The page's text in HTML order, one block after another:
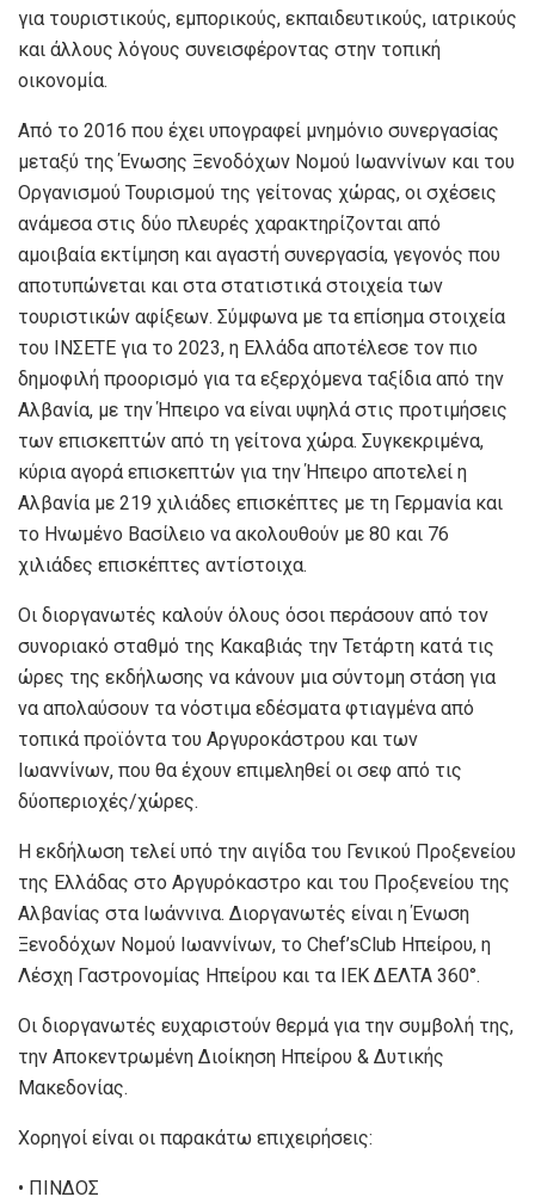
για τουριστικούς, εμπορικούς, εκπαιδευτικούς, ιατρικούς
και άλλους λόγους συνεισφέροντας στην τοπική
οικονομία.
Από το 2016 που έχει υπογραφεί μνημόνιο συνεργασίας
μεταξύ της Ένωσης Ξενοδόχων Νομού Ιωαννίνων και του
Οργανισμού Τουρισμού της γείτονας χώρας, οι σχέσεις
ανάμεσα στις δύο πλευρές χαρακτηρίζονται από
αμοιβαία εκτίμηση και αγαστή συνεργασία, γεγονός που
αποτυπώνεται και στα στατιστικά στοιχεία των
τουριστικών αφίξεων. Σύμφωνα με τα επίσημα στοιχεία
του ΙΝΣΕΤΕ για το 2023, η Ελλάδα αποτέλεσε τον πιο
δημοφιλή προορισμό για τα εξερχόμενα ταξίδια από την
Αλβανία, με την Ήπειρο να είναι υψηλά στις προτιμήσεις
των επισκεπτών από τη γείτονα χώρα. Συγκεκριμένα,
κύρια αγορά επισκεπτών για την Ήπειρο αποτελεί η
Αλβανία με 219 χιλιάδες επισκέπτες με τη Γερμανία και
το Ηνωμένο Βασίλειο να ακολουθούν με 80 και 76
χιλιάδες επισκέπτες αντίστοιχα.
Οι διοργανωτές καλούν όλους όσοι περάσουν από τον
συνοριακό σταθμό της Κακαβιάς την Τετάρτη κατά τις
ώρες της εκδήλωσης να κάνουν μια σύντομη στάση για
να απολαύσουν τα νόστιμα εδέσματα φτιαγμένα από
τοπικά προϊόντα του Αργυροκάστρου και των
Ιωαννίνων, που θα έχουν επιμεληθεί οι σεφ από τις
δύοπεριοχές/χώρες.
Η εκδήλωση τελεί υπό την αιγίδα του Γενικού Προξενείου
της Ελλάδας στο Αργυρόκαστρο και του Προξενείου της
Αλβανίας στα Ιωάννινα. Διοργανωτές είναι η Ένωση
Ξενοδόχων Νομού Ιωαννίνων, το Chef’sClub Ηπείρου, η
Λέσχη Γαστρονομίας Ηπείρου και τα ΙΕΚ ΔΕΛΤΑ 360°.
Οι διοργανωτές ευχαριστούν θερμά για την συμβολή της,
την Αποκεντρωμένη Διοίκηση Ηπείρου & Δυτικής
Μακεδονίας.
Χορηγοί είναι οι παρακάτω επιχειρήσεις:
• ΠΙΝΔΟΣ